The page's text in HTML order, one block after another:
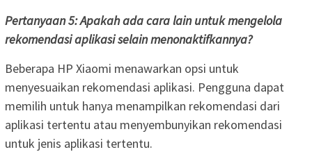
Pertanyaan 5: Apakah ada cara lain untuk mengelola
rekomendasi aplikasi selain menonaktifkannya?
Beberapa HP Xiaomi menawarkan opsi untuk
menyesuaikan rekomendasi aplikasi. Pengguna dapat
memilih untuk hanya menampilkan rekomendasi dari
aplikasi tertentu atau menyembunyikan rekomendasi
untuk jenis aplikasi tertentu.